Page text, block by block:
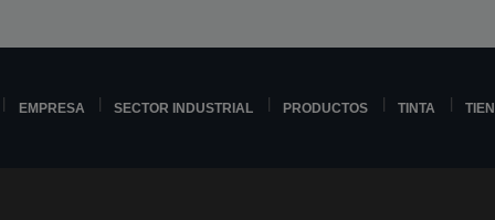
EMPRESA SECTOR INDUSTRIAL PRODUCTOS TINTA